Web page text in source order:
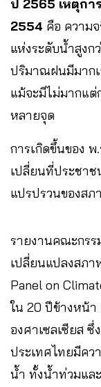
ปี 2565 เหตุก
2554 คือ ความ
แห่งระดับน้ำสูง
ปริมาณฝนมีมาก
แม้จะมีไม่มากแ
หลายจุด
การเกิดขึ้นของ
เปลี่ยนที่ประชาช
แปรปรวนของสภ
รายงานคณะกรร
เปลี่ยนแปลงสภ
Panel on
ใน 20 ปีข้างหน้า
องศาเซลเซียส
ประเทศไทยมีคว
น้ำ ทั้งน้ำท่วมแล